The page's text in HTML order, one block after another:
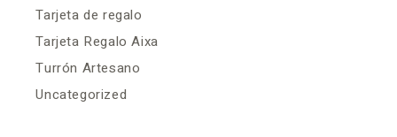
Tarjeta de regalo
Tarjeta Regalo Aixa
Turrón Artesano
Uncategorized